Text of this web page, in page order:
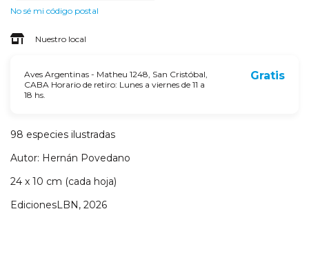
No sé mi código postal
Nuestro local
Aves Argentinas - Matheu 1248, San Cristóbal,
CABA Horario de retiro: Lunes a viernes de 11 a
18 hs.
Gratis
98 especies ilustradas
Autor: Hernán Povedano
24 x 10 cm (cada hoja)
EdicionesLBN, 2026